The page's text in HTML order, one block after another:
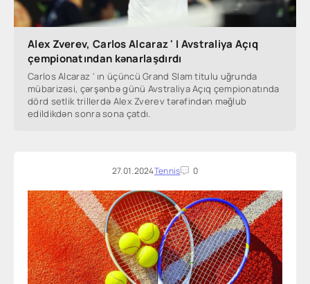
Alex Zverev, Carlos Alcaraz ' I Avstraliya Açıq
çempionatından kənarlaşdırdı
Carlos Alcaraz ' ın üçüncü Grand Slam titulu uğrunda
mübarizəsi, çərşənbə günü Avstraliya Açıq çempionatında
dörd setlik trillerdə Alex Zverev tərəfindən məğlub
edildikdən sonra sona çatdı.
27.01.2024Tennis 0